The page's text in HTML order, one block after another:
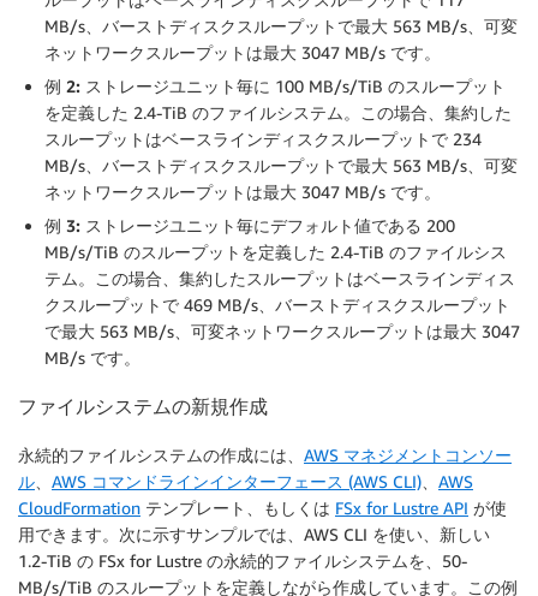
MB/s、バーストディスクスループットで最大 563 MB/s、可変
ネットワークスループットは最大 3047 MB/s です。
例 2: ストレージユニット毎に 100 MB/s/TiB のスループット
を定義した 2.4-TiB のファイルシステム。この場合、集約した
スループットはベースラインディスクスループットで 234
MB/s、バーストディスクスループットで最大 563 MB/s、可変
ネットワークスループットは最大 3047 MB/s です。
例 3: ストレージユニット毎にデフォルト値である 200
MB/s/TiB のスループットを定義した 2.4-TiB のファイルシス
テム。この場合、集約したスループットはベースラインディス
クスループットで 469 MB/s、バーストディスクスループット
で最大 563 MB/s、可変ネットワークスループットは最大 3047
MB/s です。
ファイルシステムの新規作成
永続的ファイルシステムの作成には、 AWS マネジメントコンソー
ル
AWS コマンドラインインターフェース (AWS CLI)
AWS
CloudFormation テンプレート、もしくは FSx for Lustre API が使
用できます。次に示すサンプルでは、AWS CLI を使い、新しい
1.2-TiB の FSx for Lustre の永続的ファイルシステムを、50-
MB/s/TiB のスループットを定義しながら作成しています。この例